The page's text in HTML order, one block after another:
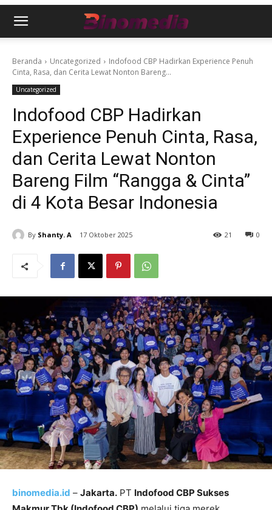
Beranda Uncategorized
Indofood CBP Hadirkan Experience Penuh
Cinta, Rasa, dan Cerita Lewat Nonton Bareng...
Uncategorized
Indofood CBP Hadirkan
Experience Penuh Cinta, Rasa,
dan Cerita Lewat Nonton
Bareng Film “Rangga & Cinta”
di 4 Kota Besar Indonesia
By Shanty. A 17 Oktober 2025 0
21
binomedia.id – Jakarta. PT Indofood CBP Sukses